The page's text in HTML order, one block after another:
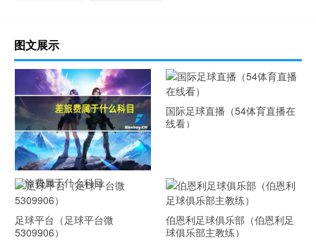
图文展示
差旅费属于什么科目
国际足球直播（54体育直播在
线看）
足球平台（足球平台微
5309906）
伯恩利足球俱乐部（伯恩利足
球俱乐部主教练）